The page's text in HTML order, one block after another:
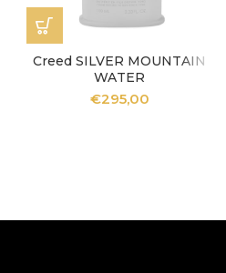
Creed SILVER MOUNTAIN
WATER
€295,00